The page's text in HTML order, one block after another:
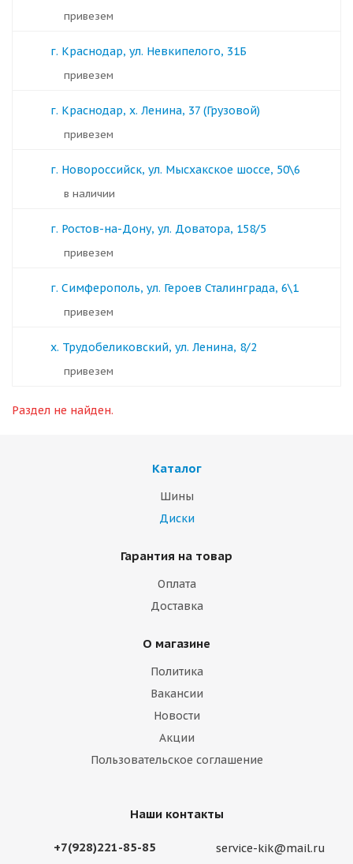
Привезем
г. Краснодар, ул. Невкипелого, 31Б
Привезем
г. Краснодар, х. Ленина, 37 (Грузовой)
Привезем
г. Новороссийск, ул. Мысхакское шоссе, 50\6
в наличии
г. Ростов-на-Дону, ул. Доватора, 158/5
Привезем
г. Симферополь, ул. Героев Сталинграда, 6\1
Привезем
х. Трудобеликовский, ул. Ленина, 8/2
Привезем
Раздел не найден.
Каталог
Шины
Диски
Гарантия на товар
Оплата
Доставка
О магазине
Политика
Вакансии
Новости
Акции
Пользовательское соглашение
Наши контакты
+7(928)221-85-85 service-kik@mail.ru